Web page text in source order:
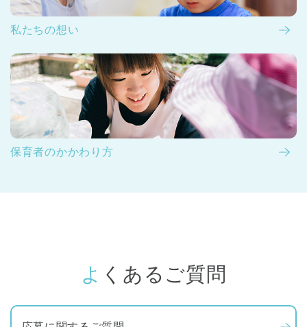
私たちの想い
保育者のかかわり方
よくあるご質問